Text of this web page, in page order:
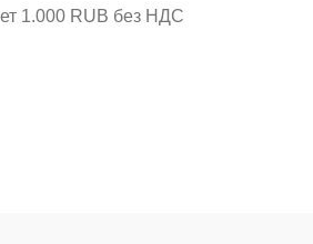
1.000 RUB без НДС